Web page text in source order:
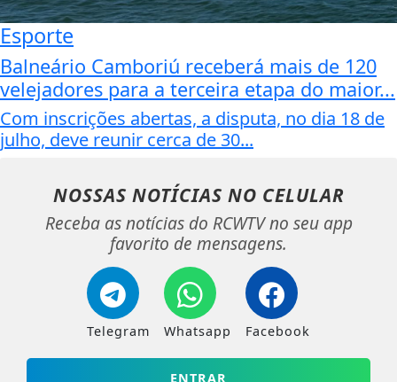
Esporte
Balneário Camboriú receberá mais de 120
velejadores para a terceira etapa do maior...
Com inscrições abertas, a disputa, no dia 18 de
julho, deve reunir cerca de 30...
NOSSAS NOTÍCIAS NO CELULAR
Receba as notícias do RCWTV no seu app
favorito de mensagens.
Telegram Whatsapp Facebook
ENTRAR